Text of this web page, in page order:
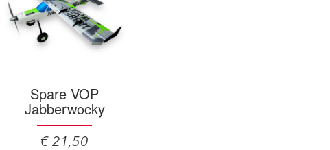
Spare VOP
Jabberwocky
€ 21,50